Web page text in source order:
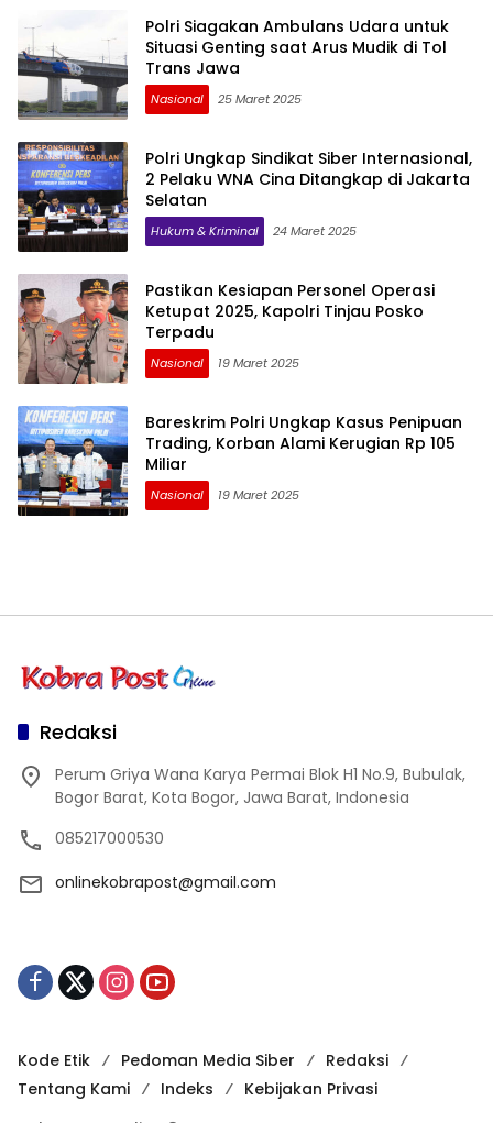
Polri Siagakan Ambulans Udara untuk
Situasi Genting saat Arus Mudik di Tol
Trans Jawa
Nasional 25 Maret 2025
Polri Ungkap Sindikat Siber Internasional,
2 Pelaku WNA Cina Ditangkap di Jakarta
Selatan
Hukum & Kriminal 24 Maret 2025
Pastikan Kesiapan Personel Operasi
Ketupat 2025, Kapolri Tinjau Posko
Terpadu
Nasional 19 Maret 2025
Bareskrim Polri Ungkap Kasus Penipuan
Trading, Korban Alami Kerugian Rp 105
Miliar
Nasional 19 Maret 2025
Redaksi
Perum Griya Wana Karya Permai Blok H1 No.9, Bubulak,
Bogor Barat, Kota Bogor, Jawa Barat, Indonesia
085217000530
onlinekobrapost@gmail.com
Kode Etik Pedoman Media Siber
Redaksi
Tentang Kami
Indeks
Kebijakan Privasi